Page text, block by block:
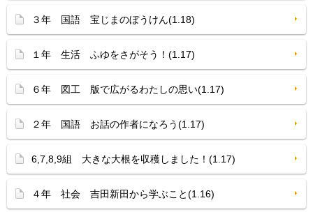
３年 国語 宝じまのぼうけん(1.18)
１年 生活 ふゆをさがそう！(1.17)
６年 図工 版で広がるわたしの思い(1.17)
２年 国語 お話の作者になろう(1.17)
6,7,8,9組 大きな大根を収穫しました！(1.17)
４年 社会 吉田新田から学ぶこと(1.16)